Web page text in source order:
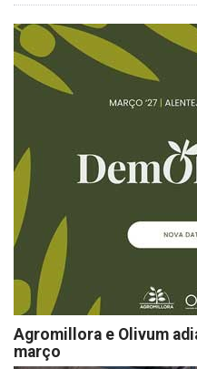
Agromillora e Olivum
março